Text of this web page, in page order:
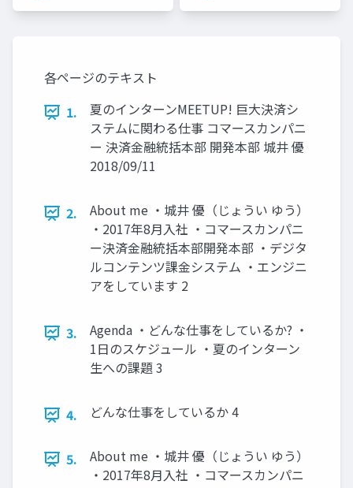
各ページのテキスト
1.
夏のインターンMEETUP! 巨大決済シ
ステムに関わる仕事 コマースカンパニ
ー 決済金融統括本部 開発本部 城井 優
2018/09/11
2.
About me ・城井 優（じょうい ゆう）
・2017年8月入社 ・コマースカンパニ
ー決済金融統括本部開発本部 ・デジタ
ルコンテンツ課金システム ・エンジニ
アをしています 2
3.
Agenda ・どんな仕事をしているか? ・
1日のスケジュール ・夏のインターン
生への課題 3
4. どんな仕事をしているか 4
5.
About me ・城井 優（じょうい ゆう）
・2017年8月入社 ・コマースカンパニ